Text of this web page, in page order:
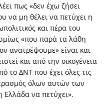
πως «δεν έχω ζήσει
να μη θέλει να πετύχει η
και πέρα του
«που παρά τα λάθη
ανατρέψουμε» είναι και
και από την οικογένεια
το ΔΝΤ που έχει όλες τις
όλων αυτών των
Ελλάδα να πετύχει».